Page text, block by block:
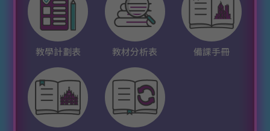
教學計劃表 教材分析表 備課手冊